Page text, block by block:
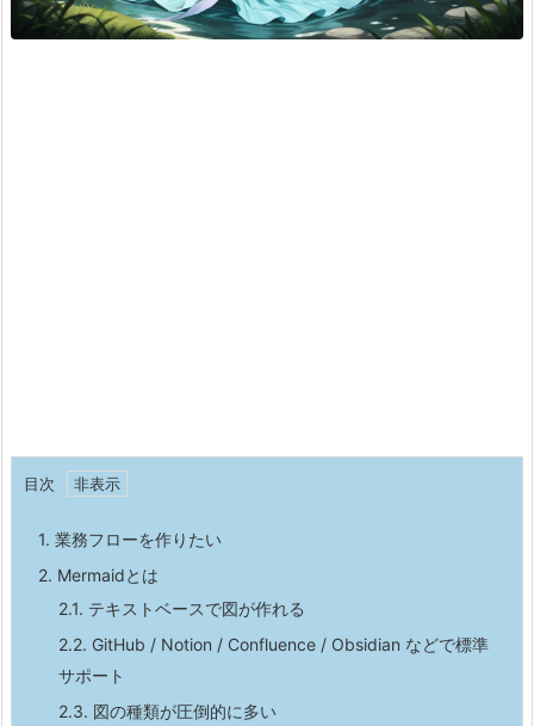
目次
1. 業務フローを作りたい
2. Mermaidとは
2.1. テキストベースで図が作れる
2.2. GitHub / Notion / Confluence / Obsidian などで標準
サポート
2.3. 図の種類が圧倒的に多い